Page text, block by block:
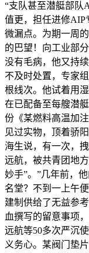
“支队甚至潜艇部队
值更，担任进修AIP
微漏点。为期一周
的巴望！向工业部
没有毛病，他又持
不及时处置，专家
根线次。他试着用
在已配备至每艘潜
份《某燃料高温加
见过实物，顶着骄
海生说，有一次，
远航，被共青团地
妙手”。”几年前，
名堂？不到一上午
建制供给了无益参
血撰写的留意事项
远航等50多次严沉
义务心。某阀门垫